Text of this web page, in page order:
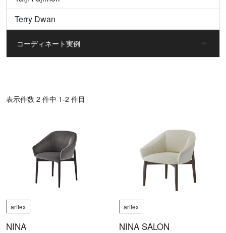
Terry Dwan
コーディネート実例
表⽰件数 2 件中 1-2 件目
arflex
NINA
arflex
NINA SALON